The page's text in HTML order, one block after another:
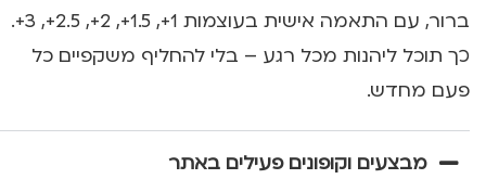
ברור, עם התאמה אישית בעוצמות 1+, 1.5+, 2+, 2.5+, 3+.
כך תוכל ליהנות מכל רגע – בלי להחליף משקפיים כל
פעם מחדש.
מבצעים וקופונים פעילים באתר